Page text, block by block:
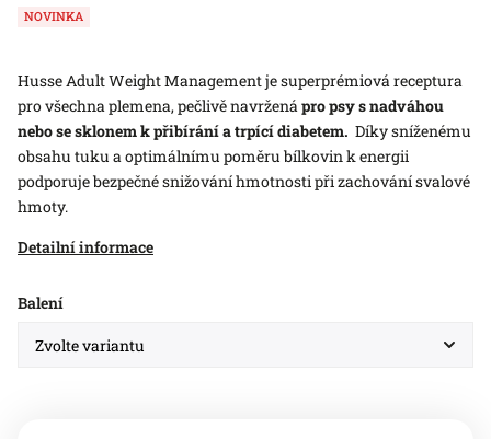
Husse Adult Weight Management je superprémiová receptura
pro všechna plemena, pečlivě navrženápro psy s nadváhou
nebo se sklonem k přibírání a trpící diabetem. Díky sníženému
obsahu tuku a optimálnímu poměru bílkovin k energii
podporuje bezpečné snižování hmotnosti při zachování svalové
hmoty.
Detailní informace
NOVINKA
Balení